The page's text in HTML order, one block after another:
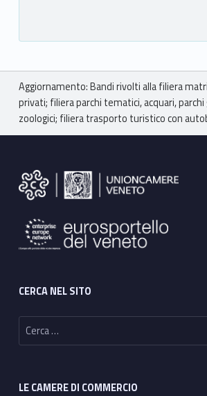
Breadcrumbs navigation
Aggiornamento: Bandi rivolti alla filiera
privati; filiera parchi tematici, acquari, parchi
zoologici; filiera trasporto turistico con
CERCA NEL SITO
Ricerca per:
LE CAMERE DI COMMERCIO